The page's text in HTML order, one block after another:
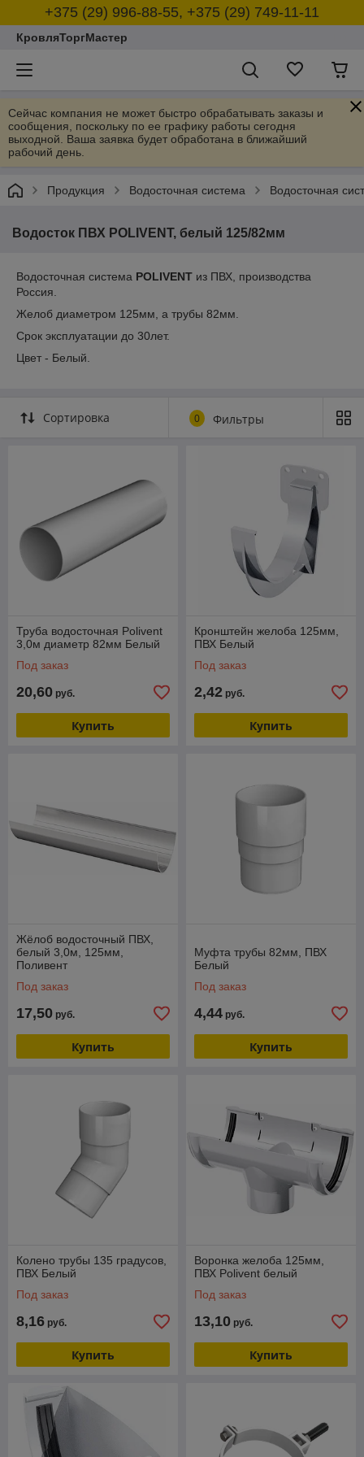
+375 (29) 996-88-55, +375 (29) 749-11-11
КровляТоргМастер
Сейчас компания не может быстро обрабатывать заказы и
сообщения, поскольку по ее графику работы сегодня
выходной. Ваша заявка будет обработана в ближайший
рабочий день.
Продукция Водосточная система Водосточная
Водосток ПВХ POLIVENT, белый 125/82мм
Водосточная система POLIVENT из ПВХ, производства
Россия.
Желоб диаметром 125мм, а трубы 82мм.
Срок эксплуатации до 30лет.
Цвет - Белый.
Сортировка 0 Фильтры
Труба водосточная Polivent
3,0м диаметр 82мм Белый
Под заказ
20,60 руб.
Купить
Кронштейн желоба 125мм,
ПВХ Белый
Под заказ
2,42 руб.
Купить
Жёлоб водосточный ПВХ,
белый 3,0м, 125мм,
Поливент
Под заказ
17,50 руб.
Купить
Муфта трубы 82мм, ПВХ
Белый
Под заказ
4,44 руб.
Купить
Колено трубы 135 градусов,
ПВХ Белый
Под заказ
8,16 руб.
Купить
Воронка желоба 125мм,
ПВХ Polivent белый
Под заказ
13,10 руб.
Купить